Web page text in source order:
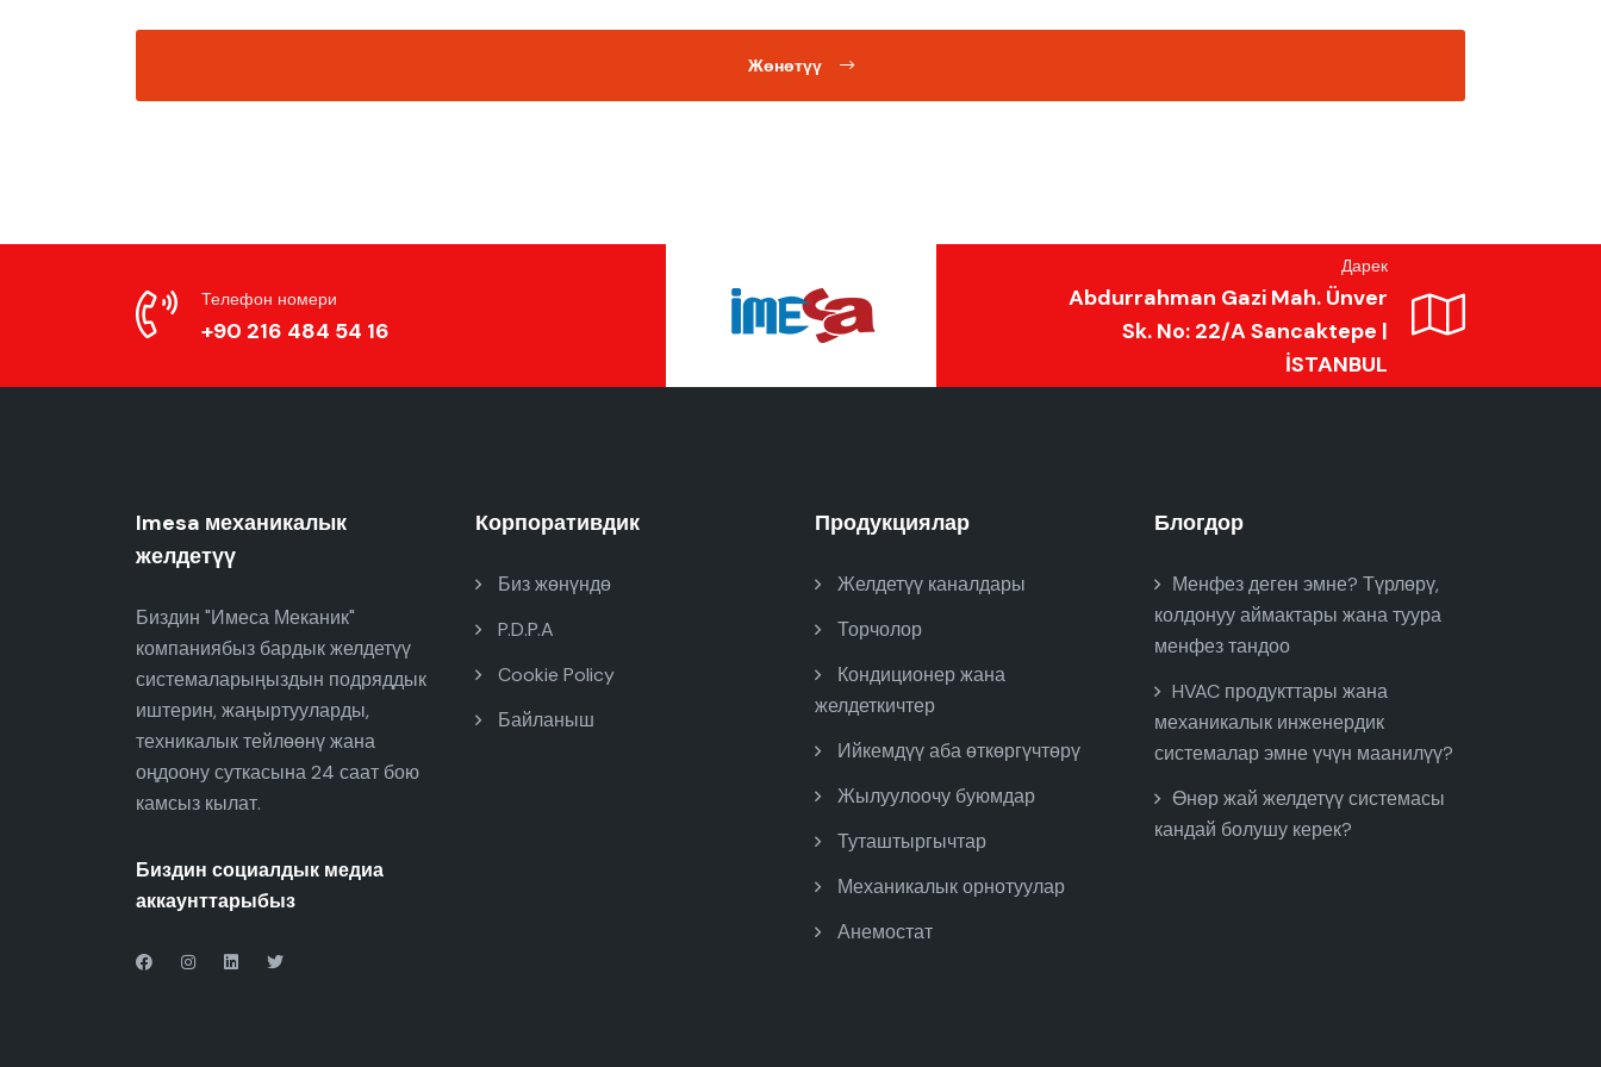
Жөнөтүү
Телефон номери
+90 216 484 54 16
Дарек
Abdurrahman Gazi Mah. Ünver
Sk. No: 22/A Sancaktepe |
İSTANBUL
Imesa механикалык
желдетүү
Биздин "Имеса Меканик"
компаниябыз бардык желдетүү
системаларыңыздын подряддык
иштерин, жаңыртууларды,
техникалык тейлөөнү жана
оңдоону суткасына 24 саат бою
камсыз кылат.
Биздин социалдык медиа
аккаунттарыбыз
Корпоративдик
Биз жөнүндө
P.D.P.A
Cookie Policy
Байланыш
Продукциялар
Желдетүү каналдары
Торчолор
Кондиционер жана
желдеткичтер
Ийкемдүү аба өткөргүчтөрү
Жылуулоочу буюмдар
Туташтыргычтар
Механикалык орнотуулар
Анемостат
Блогдор
Менфез деген эмне? Түрлөрү,
колдонуу аймактары жана туура
менфез тандоо
HVAC продукттары жана
механикалык инженердик
системалар эмне үчүн маанилүү?
Өнөр жай желдетүү системасы
кандай болушу керек?